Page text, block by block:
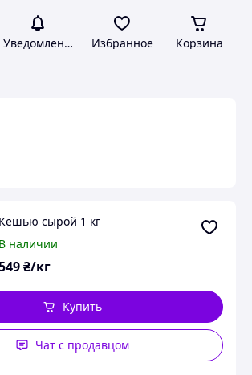
Уведомления Избранное Корзина
Кешью сырой 1 кг
В наличии
₴/кг
Купить
Чат с продавцом